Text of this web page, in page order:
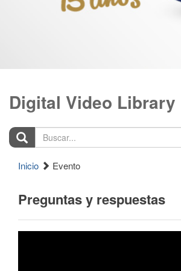
Digital Video Library
Buscar...
Inicio Evento
Preguntas y respuestas